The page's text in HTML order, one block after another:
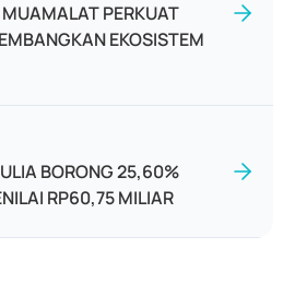
PERKUAT
EKOSISTEM
BORONG 25,60%
RP60,75 MILIAR